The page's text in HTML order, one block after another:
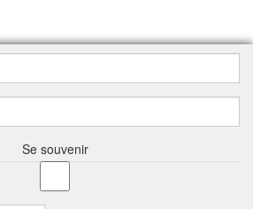
Se souvenir